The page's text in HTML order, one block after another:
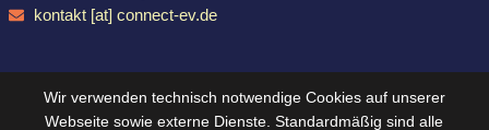
kontakt [at] connect-ev.de
Wir verwenden technisch notwendige Cookies auf unserer
Webseite sowie externe Dienste. Standardmäßig sind alle